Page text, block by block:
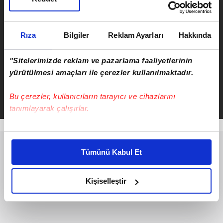
Rıza Bilgiler Reklam Ayarları Hakkında
"Sitelerimizde reklam ve pazarlama faaliyetlerinin
yürütülmesi amaçları ile çerezler kullanılmaktadır.
Bu çerezler, kullanıcıların tarayıcı ve cihazlarını
tanımlayarak çalışırlar.
Bu çerezlere izin vermeniz halinde sizlere özel
daha iyi reklam deneyimi yaşatabiliriz. Bunu yaparken
amacımızın size daha iyi bir reklam deneyimi sunmak
olduğunu ve sizlere en iyi içerikleri sunabilmek adına
elimizden gelen çabayı gösterdiğimizi ve bu noktada,
reklamların maliyetlerimizi karşılamak noktasında tek gelir
Tümünü Kabul Et
Kişiselleştir
İstanbul’da tarihin en büyük
ÖNCEKİ HABER
Akçakoca'da ikinci bir duyuruya
kadar denize girmek yasaklandı